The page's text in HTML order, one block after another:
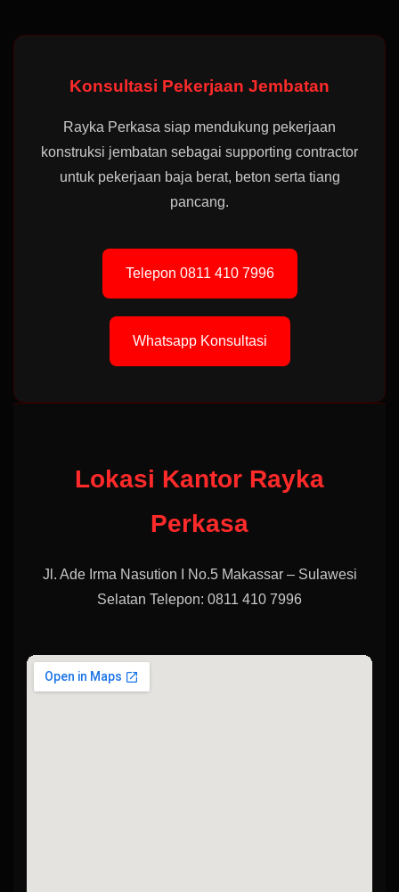
Konsultasi Pekerjaan Jembatan
Rayka Perkasa siap mendukung pekerjaan
konstruksi jembatan sebagai supporting contractor
untuk pekerjaan baja berat, beton serta tiang
pancang.
Telepon 0811 410 7996
Whatsapp Konsultasi
Lokasi Kantor Rayka
Perkasa
Jl. Ade Irma Nasution I No.5 Makassar – Sulawesi
Selatan Telepon: 0811 410 7996